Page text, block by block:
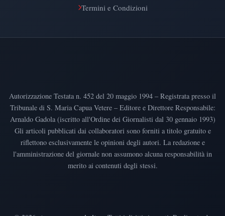
Termini e Condizioni
Autorizzazione Testata n. 452 del 20 maggio 1994 – Registrata presso il
Tribunale di S. Maria Capua Vetere – Editore e Direttore Responsabile:
Arnaldo Gadola (iscritto all'Ordine dei Giornalisti dal 30 gennaio 1993)
Gli articoli pubblicati dai collaboratori sono forniti a titolo gratuito e
riflettono esclusivamente le opinioni degli autori. La redazione e
l'amministrazione del giornale non assumono alcuna responsabilità in
merito ai contenuti degli stessi.